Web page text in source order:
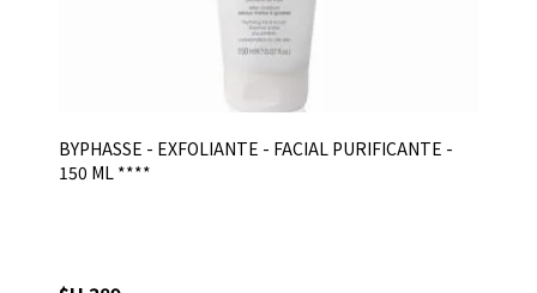
BYPHASSE - EXFOLIANTE - FACIAL PURIFICANTE -
150 ML ****